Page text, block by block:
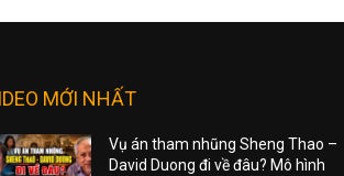
MỚI NHẤT
Vụ án tham nhũng Sheng Thao –
David Duong đi về đâu? Mô hình